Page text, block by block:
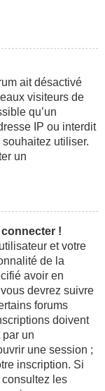
ait désactivé
visiteurs de
qu’un
IP ou interdit
souhaitez utiliser.
un
!
et votre
de la
avoir en
devrez suivre
forums
doivent
un
une session ;
inscription. Si
les